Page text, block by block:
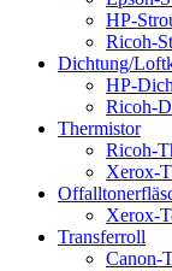
HP-
Ricoh-
Dichtung/
HP-
Ricoh-
Thermistor
Ricoh-
Xerox-
Xerox-
Transferroll
Canon-